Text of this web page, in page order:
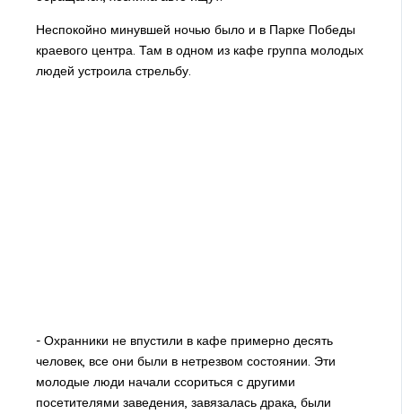
Неспокойно минувшей ночью было и в Парке Победы
краевого центра. Там в одном из кафе группа молодых
людей устроила стрельбу.
- Охранники не впустили в кафе примерно десять
человек, все они были в нетрезвом состоянии. Эти
молодые люди начали ссориться с другими
посетителями заведения, завязалась драка, были